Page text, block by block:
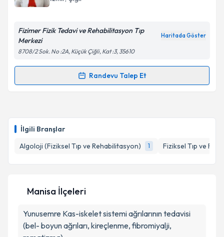
İlgili Branşlar
Algoloji (Fiziksel Tıp ve Rehabilitasyon)
1 Fiziksel Tıp ve
Fizimer Fizik Tedavi ve Rehabilitasyon Tıp
Merkezi
Haritada Göster
8708/2 Sok. No :2A, Küçük Çiğli, Kat :3, 35610
Randevu Talep Et
Randevu Takvimi Talebi
takvim hazırlandığında e-posta ile bilgilendireceğiz.
Metni'ni okudum ve kişisel verilerimin belirtilen
kapsamda işlenmesini kabul ediyorum.
Manisa İlçeleri
Yunusemre Kas-iskelet sistemi ağrılarının tedavisi
(bel- boyun ağrıları, kireçlenme, fibromiyalji,